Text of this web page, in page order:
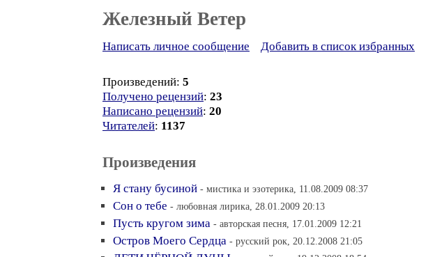
Железный Ветер
Написать личное сообщение Добавить в список избранных
Произведений: 5
Получено рецензий: 23
Написано рецензий: 20
Читателей: 1137
Произведения
Я стану бусиной - мистика и эзотерика, 11.08.2009 08:37
Сон о тебе - любовная лирика, 28.01.2009 20:13
Пусть кругом зима - авторская песня, 17.01.2009 12:21
Остров Моего Сердца - русский рок, 20.12.2008 21:05